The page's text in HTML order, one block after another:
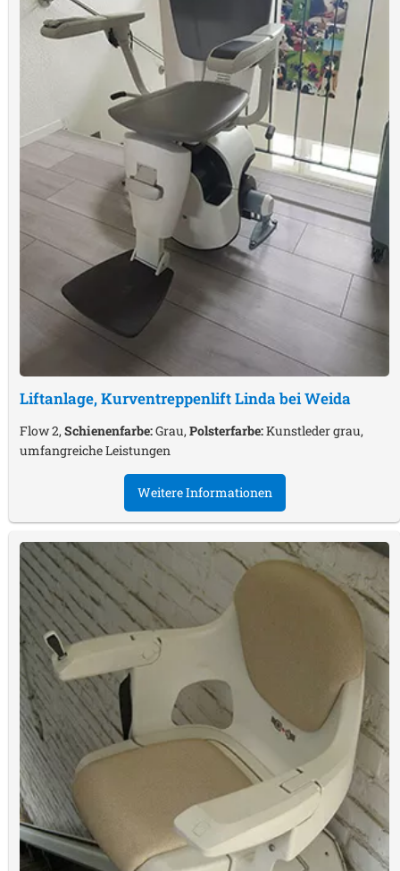
Liftanlage, KurventreppenliftLinda bei Weida
Flow 2,Schienenfarbe:Grau,Polsterfarbe:Kunstleder grau,
umfangreiche Leistungen
Weitere Informationen